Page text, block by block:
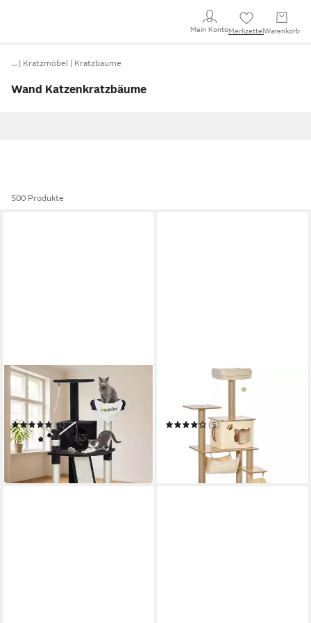
Mein KontoMerkzettel Warenkorb
… Kratzmöbel Kratzbäume
Wand Katzenkratzbäume
500 Produkte
ZOOPRINZ
Kratzbaum Katzenbaum
Kletterbaum Lola XXL Sisal
mit Plüschmaus Grau
(1)
42,15 €
in 4-5 Werktagen bei dir
Kratzbaum Kratzbaum mit
Katzenhöhle
(5)
UVP 106,90 €
in 2-3 Werktagen bei dir